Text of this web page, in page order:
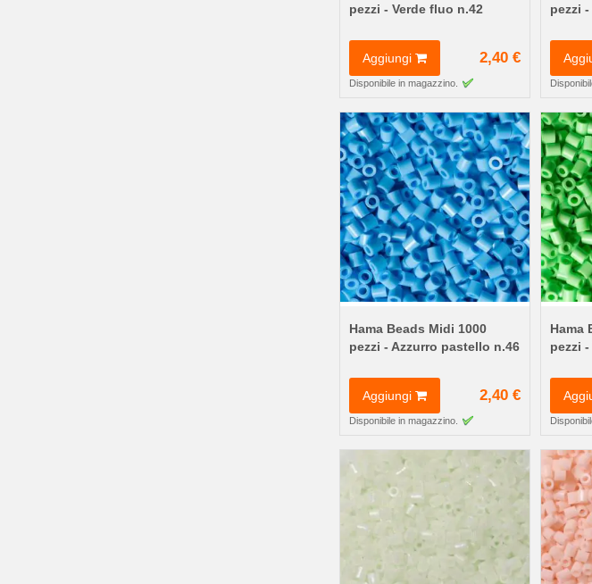
pezzi - Verde fluo n.42
Aggiungi 2,40 €
Disponibile in magazzino.
pezzi
Hama Beads Midi 1000
pezzi - Azzurro pastello n.46
Aggiungi 2,40 €
Disponibile in magazzino.
Hama
pezzi